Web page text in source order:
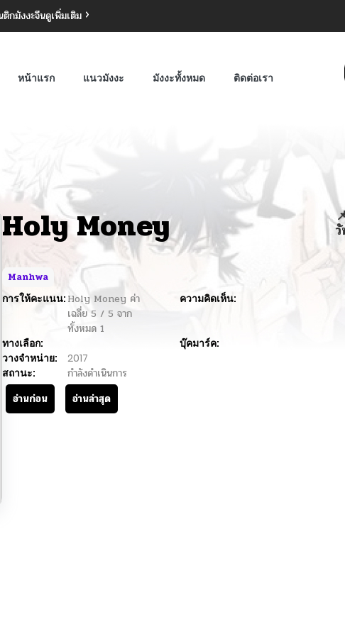
ติกมังงะจีนดูเพิ่มเติม
หน้าแรก แนวมังงะ มังงะทั้งหมด ติดต่อเรา
Holy Money
Manhwa
การให้คะแนน: Holy Money ค่า
เฉลี่ย 5 / 5 จาก
ทั้งหมด 1
ความคิดเห็น:
ทางเลือก:
บุ๊คมาร์ค:
วางจำหน่าย:
2017
สถานะ:
กำลังดำเนินการ
อ่านก่อน
อ่านล่าสุด